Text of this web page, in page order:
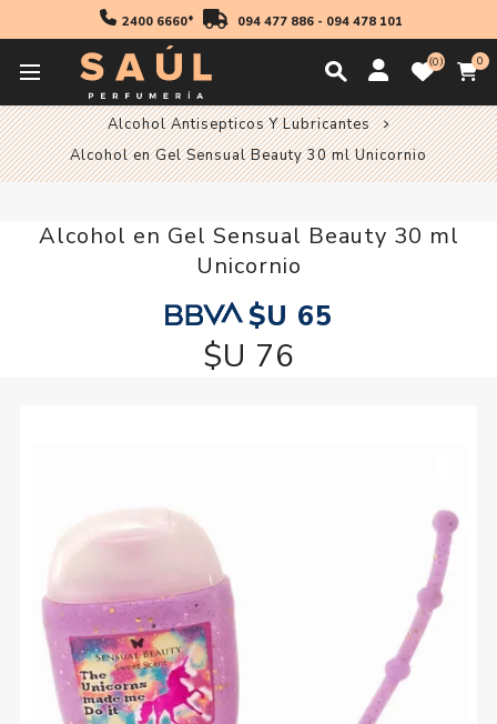
2400 6660* 094 477 886- 094 478 101
0 0
Inicio Higiene
Alcohol Antisepticos Y Lubricantes
Alcohol en Gel Sensual Beauty 30 ml Unicornio
Alcohol en Gel Sensual Beauty 30 ml
Unicornio
$U 65
$U 76